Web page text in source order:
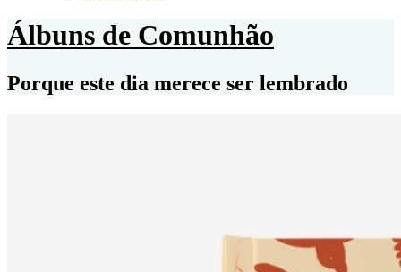
Álbuns de Comunhão
Porque este dia merece ser lembrado